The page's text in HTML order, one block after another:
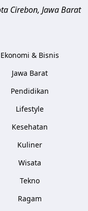
Cirebon, Jawa Barat
Ekonomi & Bisnis
Jawa Barat
Pendidikan
Lifestyle
Kesehatan
Kuliner
Wisata
Tekno
Ragam